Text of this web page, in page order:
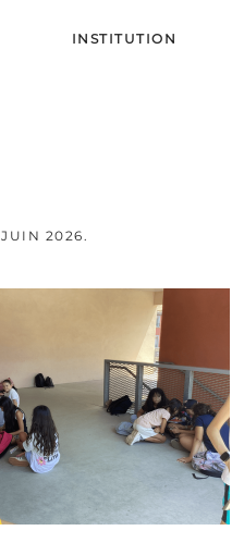
INSTITUTION
JUIN 2026.